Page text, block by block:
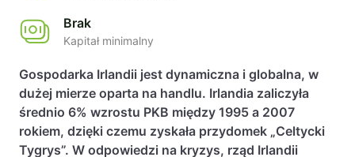
Brak
Kapitał minimalny
Gospodarka Irlandii jest dynamiczna i globalna, w
dużej mierze oparta na handlu. Irlandia zaliczyła
średnio 6% wzrostu PKB między 1995 a 2007
rokiem, dzięki czemu zyskała przydomek „Celtycki
Tygrys”. W odpowiedzi na kryzys, rząd Irlandii